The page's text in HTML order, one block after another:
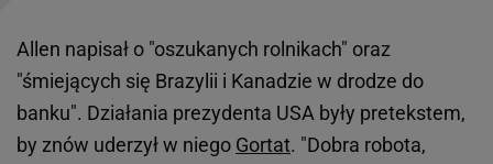
Allen napisał o "oszukanych rolnikach" oraz
"śmiejących się Brazylii i Kanadzie w drodze do
banku". Działania prezydenta USA były pretekstem,
by znów uderzył w niego Gortat. "Dobra robota,